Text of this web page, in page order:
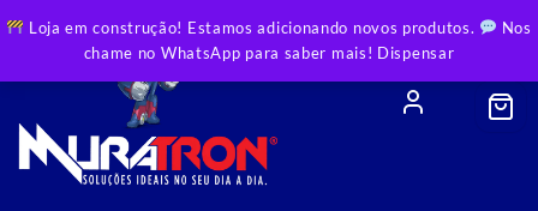
Loja em construção! Estamos adicionando novos produtos.
Nos
chame no WhatsApp para saber mais! Dispensar
to